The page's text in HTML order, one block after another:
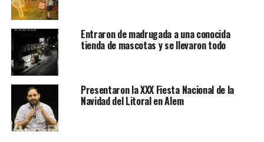
Entraron de madrugada a una conocida
tienda de mascotas y se llevaron todo
Presentaron la XXX Fiesta Nacional de la
Navidad del Litoral en Alem